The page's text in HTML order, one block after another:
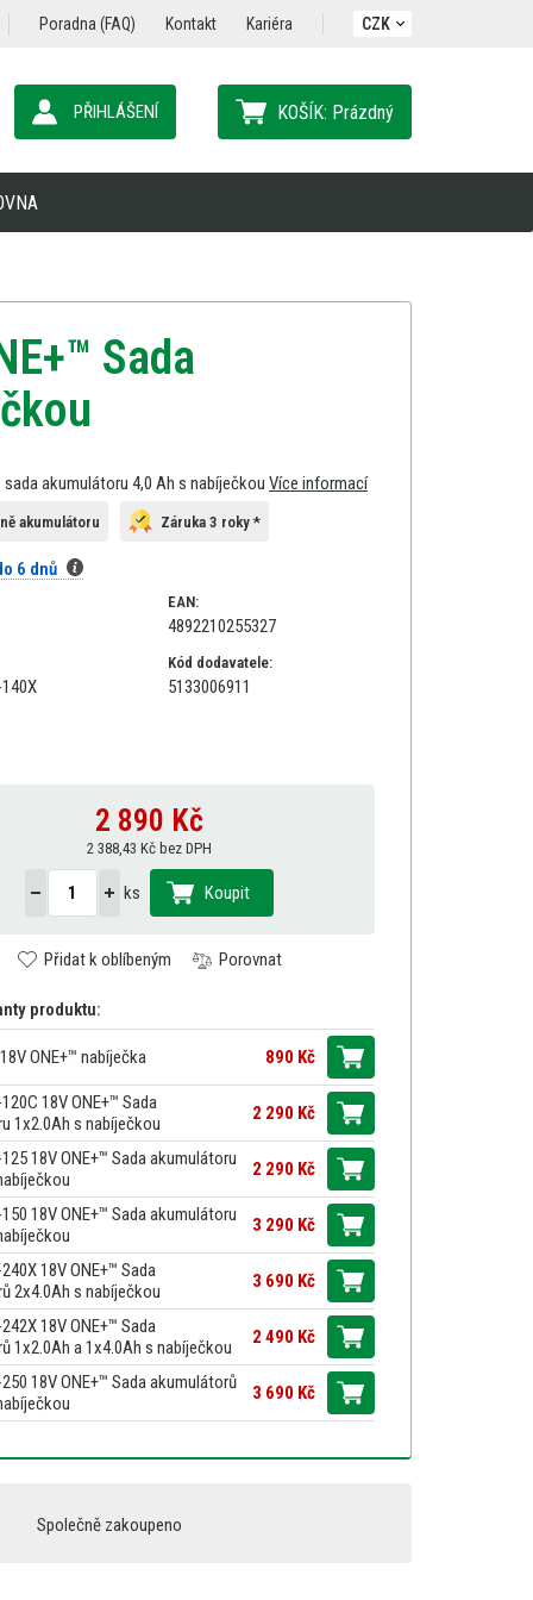
Poradna (FAQ) Kontakt Kariéra CZK
KOŠÍK: Prázdný
PŘIHLÁŠENÍ
Sada
sada akumulátoru 4,0 Ah s nabíječkou Více informací
akumulátoru Záruka 3 roky *
6 dnů
EAN:
4892210255327
Kód dodavatele:
5133006911
2 890 Kč
2 388,43 Kč bez DPH
ks Koupit
Přidat k oblíbeným Porovnat
produktu:
ONE+™ nabíječka 890 Kč
18V ONE+™ Sada
1x2.0Ah s nabíječkou
2 290 Kč
18V ONE+™ Sada akumulátoru
2 290 Kč
18V ONE+™ Sada akumulátoru
3 290 Kč
18V ONE+™ Sada
2x4.0Ah s nabíječkou
3 690 Kč
18V ONE+™ Sada
1x2.0Ah a 1x4.0Ah s nabíječkou
2 490 Kč
18V ONE+™ Sada akumulátorů
3 690 Kč
Společně zakoupeno